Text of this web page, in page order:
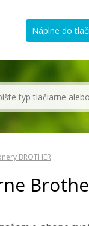
Náplne do
BROTHER